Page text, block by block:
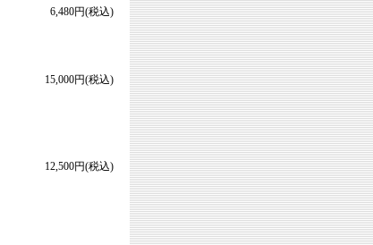
6,480円(税込)
15,000円(税込)
12,500円(税込)